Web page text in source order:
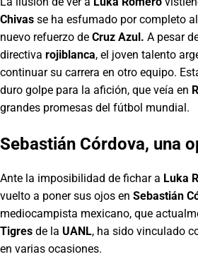
Chivas se ha esfumado por completo
nuevo refuerzo de Cruz Azul. A pesar
directiva rojiblanca, el joven talento
continuar su carrera en otro equipo.
duro golpe para la afición, que veía en
grandes promesas del fútbol mundial.
Sebastián Córdova, una
Ante la imposibilidad de fichar a Luka
vuelto a poner sus ojos en Sebastián
mediocampista mexicano, que
Tigres de la UANL, ha sido vinculado
en varias ocasiones.